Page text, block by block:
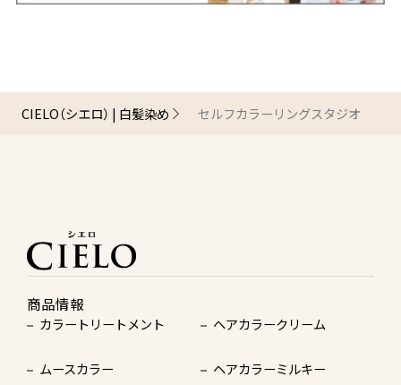
CIELO（シエロ） | 白髪染め セルフカラーリングスタジオ
商品情報
カラートリートメント ヘアカラークリーム
ムースカラー ヘアカラーミルキー